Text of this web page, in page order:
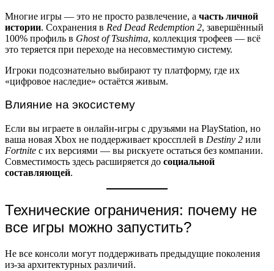
Многие игры — это не просто развлечение, а часть личной
истории. Сохранения в Red Dead Redemption 2, завершённый
100% профиль в Ghost of Tsushima, коллекция трофеев — всё
это теряется при переходе на несовместимую систему.
Игроки подсознательно выбирают ту платформу, где их
«цифровое наследие» остаётся живым.
Влияние на экосистему
Если вы играете в онлайн-игры с друзьями на PlayStation, но
ваша новая Xbox не поддерживает кроссплей в Destiny 2 или
Fortnite с их версиями — вы рискуете остаться без компании.
Совместимость здесь расширяется до социальной
составляющей.
Технические ограничения: почему не
все игры можно запустить?
Не все консоли могут поддерживать предыдущие поколения
из-за архитектурных различий.